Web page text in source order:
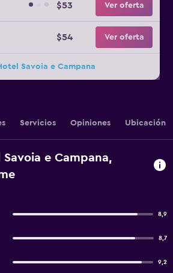
$53 Ver oferta
$54 Ver oferta
Savoia e Campana
Servicios Opiniones Ubicación
e Campana,
8,9
8,7
9,2